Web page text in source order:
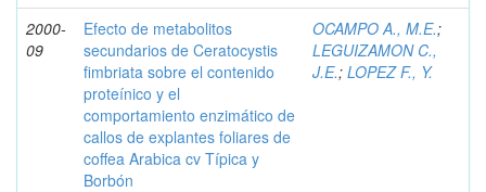
2000-
09
Efecto de metabolitos
secundarios de Ceratocystis
fimbriata sobre el contenido
proteínico y el
comportamiento enzimático de
callos de explantes foliares de
coffea Arabica cv Típica y
Borbón
OCAMPO A., M.E.;
LEGUIZAMON C.,
J.E.; LOPEZ F., Y.